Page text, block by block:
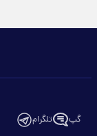
گپ تلگرام